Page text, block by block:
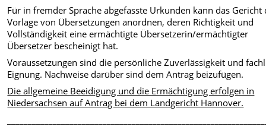
Für in fremder Sprache abgefasste Urkunden kann das Gericht
Vorlage von Übersetzungen anordnen, deren Richtigkeit und
Vollständigkeit eine ermächtigte Übersetzerin/ermächtigter
Übersetzer bescheinigt hat.
Voraussetzungen sind die persönliche Zuverlässigkeit und
Eignung. Nachweise darüber sind dem Antrag beizufügen.
Die allgemeine Beeidigung und die Ermächtigung erfolgen in
Niedersachsen auf Antrag bei dem Landgericht Hannover.